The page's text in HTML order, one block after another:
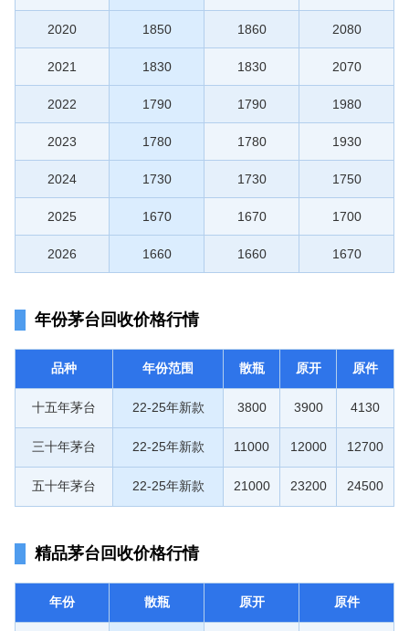
2020 1850 1860 2080
2021 1830 1830 2070
2022 1790 1790 1980
2023 1780 1780 1930
2024 1730 1730 1750
2025 1670 1670 1700
2026 1660 1660 1670
年份茅台回收价格行情
品种 年份范围 散瓶 原开 原件
十五年茅台 22-25年新款 3800 3900 4130
三十年茅台 22-25年新款 11000 12000 12700
五十年茅台 22-25年新款 21000 23200 24500
精品茅台回收价格行情
年份 散瓶 原开 原件